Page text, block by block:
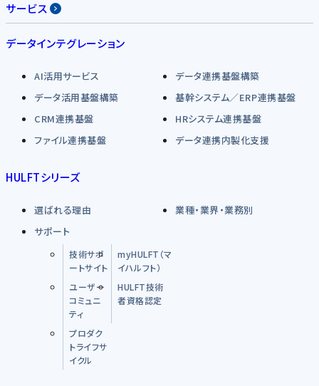
サービス
データインテグレーション
AI活用サービス
データ連携基盤構築
データ活用基盤構築
基幹システム／ERP連携基盤
CRM連携基盤
HRシステム連携基盤
ファイル連携基盤
データ連携内製化支援
HULFTシリーズ
選ばれる理由
業種・業界・業務別
サポート
技術サポ
ートサイト
myHULFT（マ
イハルフト）
ユーザー
コミュニ
ティ
HULFT技術
者資格認定
プロダク
トライフサ
イクル